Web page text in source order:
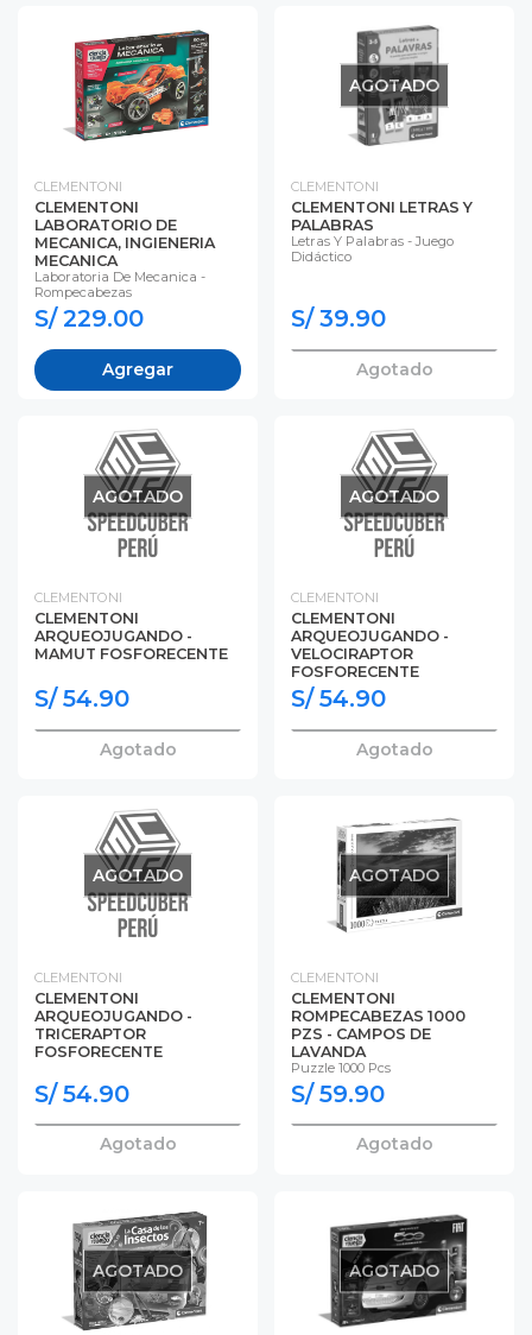
CLEMENTONI
CLEMENTONI
LABORATORIO DE
MECANICA, INGIENERIA
MECANICA
Laboratoria De Mecanica -
Rompecabezas
S/ 229.00
Agregar
AGOTADO
CLEMENTONI
CLEMENTONI LETRAS Y
PALABRAS
Letras Y Palabras - Juego
Didáctico
S/ 39.90
Agotado
AGOTADO
CLEMENTONI
CLEMENTONI
ARQUEOJUGANDO -
MAMUT FOSFORECENTE
S/ 54.90
Agotado
AGOTADO
CLEMENTONI
CLEMENTONI
ARQUEOJUGANDO -
VELOCIRAPTOR
FOSFORECENTE
S/ 54.90
Agotado
AGOTADO
CLEMENTONI
CLEMENTONI
ARQUEOJUGANDO -
TRICERAPTOR
FOSFORECENTE
S/ 54.90
Agotado
AGOTADO
CLEMENTONI
CLEMENTONI
ROMPECABEZAS 1000
PZS - CAMPOS DE
LAVANDA
Puzzle 1000 Pcs
S/ 59.90
Agotado
AGOTADO AGOTADO